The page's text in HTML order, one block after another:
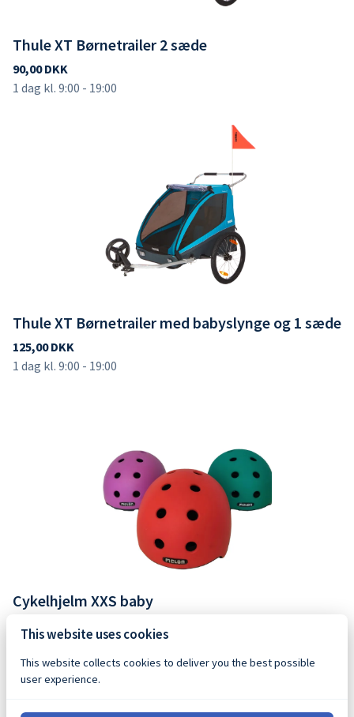
Thule XT Børnetrailer 2 sæde
Thule XT Børnetrailer med babyslynge og 1 sæde
Cykelhjelm XXS baby
Handels- og lejebetingelser
This website uses cookies
This website collects cookies to deliver you the best possible
user experience.